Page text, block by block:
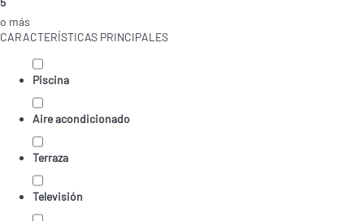
o más
CARACTERÍSTICAS PRINCIPALES
Piscina
Aire acondicionado
Terraza
Televisión